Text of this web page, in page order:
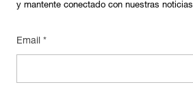
y mantente conectado con nuestras noticias
Email *